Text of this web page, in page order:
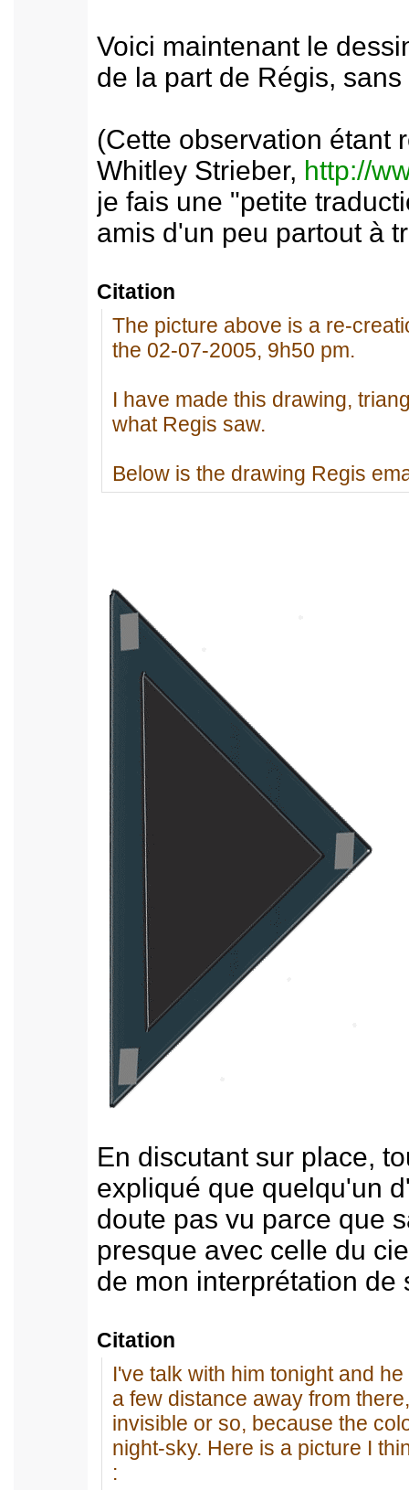
Voici maintenant le
de la part de Régis,
(Cette observation étant
Whitley Strieber, http://
je fais une "petite
amis d'un peu partout à
Citation
The picture above is a re-
the 02-07-2005, 9h50 pm.
I have made this drawing,
what Regis saw.
Below is the drawing Regis
En discutant sur place,
expliqué que quelqu'un
doute pas vu parce que
presque avec celle du
de mon interprétation de
Citation
I've talk with him tonight and
a few distance away from
invisible or so, because the
night-sky. Here is a picture I
: